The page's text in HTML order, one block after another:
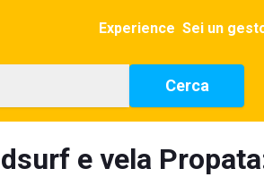
Experience Sei un
Cerca
e vela